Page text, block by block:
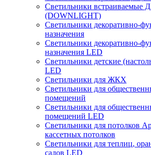
Светильники
(DOWNLIGHT)
Светильники декоративно-
назначения
Светильники декоративно-
назначения LED
Светильники детские
LED
Светильники для ЖКХ
Светильники для
помещений
Светильники для
помещений LED
Светильники для потолков
кассетных потолков
Светильники для теплиц,
садов LED